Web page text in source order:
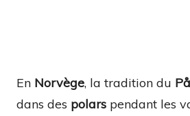
En Norvège, la tradition du
dans des polars pendant les